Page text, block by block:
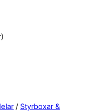
/ Styrboxar &